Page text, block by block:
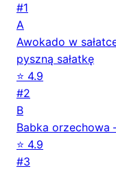
#1
A
Awokado w
pyszną sałatkę
⭐ 4.9
#2
B
Babka orzechowa
⭐ 4.9
#3